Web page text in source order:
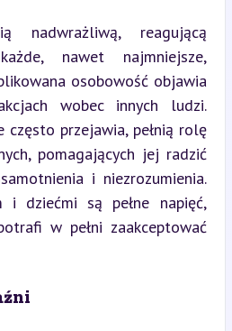
nadwrażliwą, reagującą
nawet najmniejsze,
osobowość objawia
wobec innych ludzi.
często przejawia, pełnią rolę
pomagających jej radzić
i niezrozumienia.
i dziećmi są pełne napięć,
w pełni zaakceptować